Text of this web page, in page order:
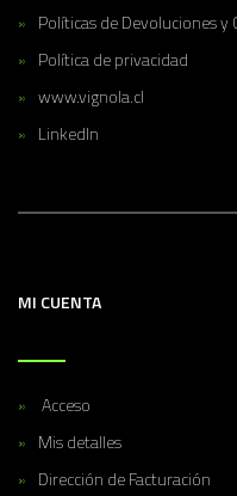
Políticas de Devoluciones y
Política de privacidad
www.vignola.cl
LinkedIn
MI CUENTA
Acceso
Mis detalles
Dirección de Facturación